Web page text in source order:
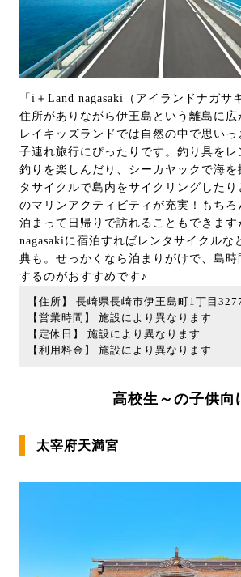
「i＋Land nagasaki（アイランドナガサ
住所がありながら伊王島という離島に
レイキッズランドでは自然の中で思いっ
子連れ旅行にぴったりです。釣り具を
釣りを楽しんだり、シーカヤックで海を
タサイクルで島内をサイクリングした
のマリンアクティビティが充実！もちろ
泊まって日帰りで訪れることもできます
nagasakiに宿泊すればレンタサイクルな
典も。せっかくなら泊まりがけで、島
するのがおすすめです♪
【住所】 長崎県長崎市伊王島町1丁目
【営業時間】 施設により異なります
【定休日】 施設により異なります
【利用料金】 施設により異なります
高校生～の子供向
太宰府天満宮